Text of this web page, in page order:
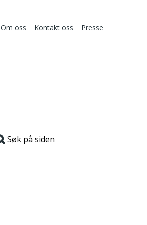
Om oss Kontakt oss Presse
Søk på siden